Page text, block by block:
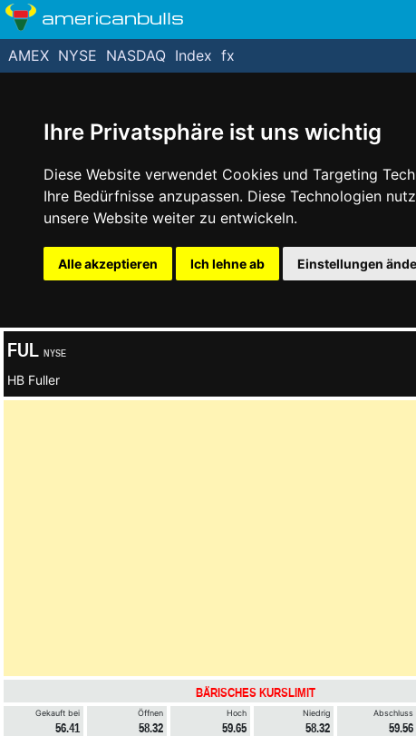
Ihre Privatsphäre ist uns wichtig
Diese Website verwendet Cookies und Targeting
Ihre Bedürfnisse anzupassen. Diese Technologien
unsere Website weiter zu entwickeln.
Alle akzeptieren Ich lehne ab Einstellungen
americanbulls
AMEX NYSE NASDAQ Index fx
FUL NYSE
HB Fuller
BÄRISCHES KURSLIMIT
Gekauft bei
56.41
Öffnen
58.32
Hoch
59.65
Niedrig
58.32
Abschluss
59.56